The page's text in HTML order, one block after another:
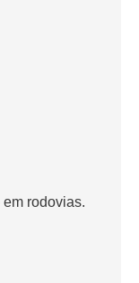
rodovias.